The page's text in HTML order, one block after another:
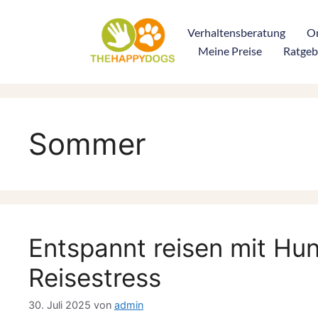
Verhaltensberatung
Meine Preise
Sommer
Entspannt reisen mit
Reisestress
30. Juli 2025 von admin